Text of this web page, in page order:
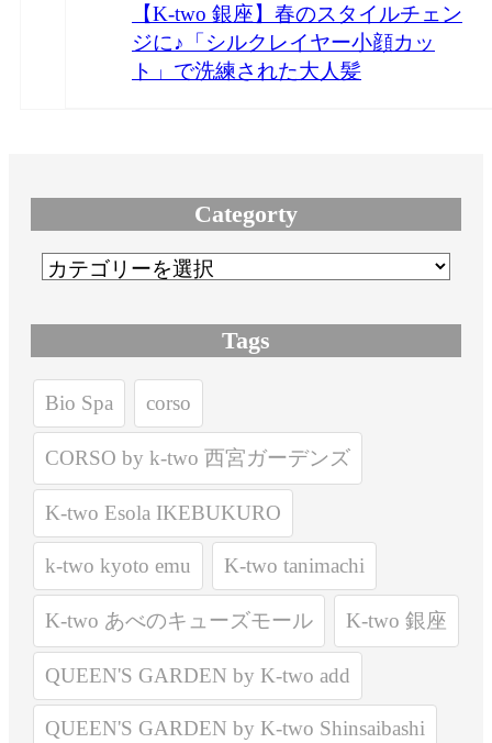
【K-two 銀座】春のスタイルチェン
ジに♪「シルクレイヤー小顔カッ
ト」で洗練された大人髪
Categorty
Tags
Bio Spa corso
CORSO by k-two 西宮ガーデンズ
K-two Esola IKEBUKURO
k-two kyoto emu K-two tanimachi
K-two あべのキューズモール K-two 銀座
QUEEN'S GARDEN by K-two add
QUEEN'S GARDEN by K-two Shinsaibashi